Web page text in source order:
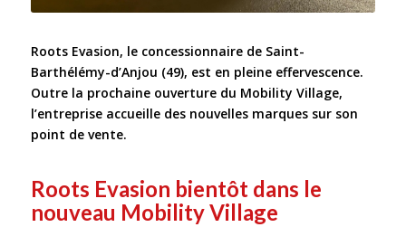
Roots Evasion, le concessionnaire de Saint-
Barthélémy-d’Anjou (49), est en pleine effervescence.
Outre la prochaine ouverture du Mobility Village,
l’entreprise accueille des nouvelles marques sur son
point de vente.
Roots Evasion bientôt dans le
nouveau Mobility Village